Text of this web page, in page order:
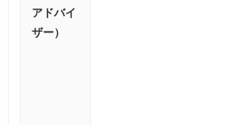
アドバイ
ザー）